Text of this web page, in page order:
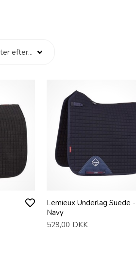
Lemieux Underlag Suede -
Navy
529,00 DKK